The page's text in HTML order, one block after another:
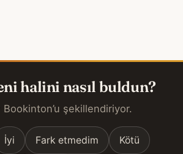
halini nasıl buldun?
Bookinton’u şekillendiriyor.
İyi Fark etmedim Kötü